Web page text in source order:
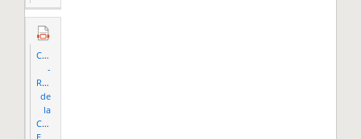
Compendio
-
Resoluciones
de
la
Comisión